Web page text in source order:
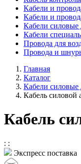
Кабели и
Кабели и
Кабели силовые
Кабели
Провода для
Провода и
Главная
Каталог
Кабели силовые
Кабель
Кабель
: :
Экспресс поставка